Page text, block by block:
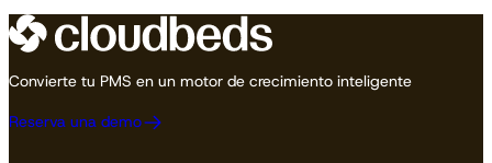
Convierte tu PMS en un motor de crecimiento inteligente
Reserva una demo